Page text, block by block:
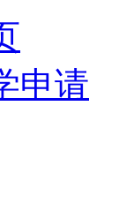
申请